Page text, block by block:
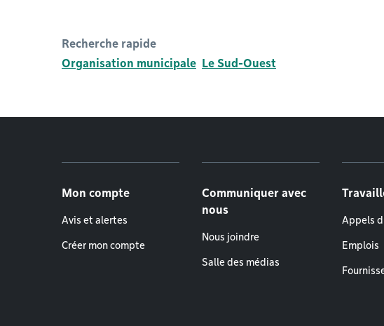
Recherche rapide
Organisation municipale Le Sud-Ouest
Mon compte
Avis et alertes
Créer mon compte
Communiquer avec
nous
Nous joindre
Salle des médias
Appels
Emplois